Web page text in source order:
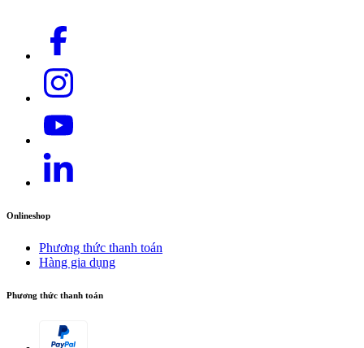
Onlineshop
Phương thức thanh toán
Hàng gia dụng
Phương thức thanh toán